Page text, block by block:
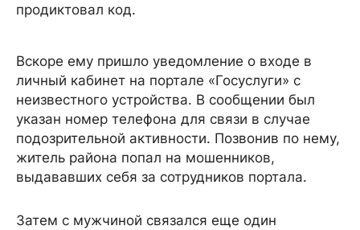
продиктовал код.
Вскоре ему пришло уведомление о входе в
личный кабинет на портале «Госуслуги» с
неизвестного устройства. В сообщении был
указан номер телефона для связи в случае
подозрительной активности. Позвонив по нему,
житель района попал на мошенников,
выдававших себя за сотрудников портала.
Затем с мужчиной связался еще один